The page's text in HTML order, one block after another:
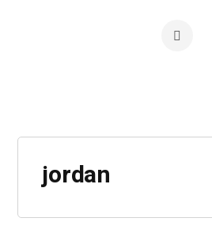
jordan